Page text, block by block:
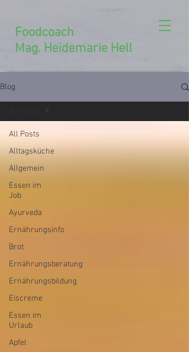
Foodcoach
Mag. Heidemarie Hell
Blog
All Posts
Alltagsküche
Allgemein
Essen im
Job
Ayurveda
Ernährungsinfo
Brot
Ernährungsberatung
Ernährungsbildung
Eiscreme
Essen im
Urlaub
Apfel